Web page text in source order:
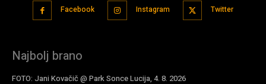
Facebook Instagram Twitter
Najbolj brano
FOTO: Jani Kovačič @ Park Sonce Lucija, 4. 8. 2026